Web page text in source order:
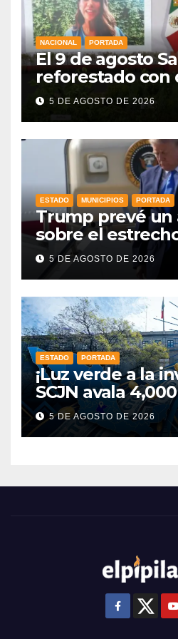
NACIONAL PORTADA
El 9 de agosto
reforestado con
como parte de la
Nacional a la que
5 DE AGOSTO DE 2026
ESTADO MUNICIPIOS PORTADA
Trump prevé un
sobre el
esta misma
5 DE AGOSTO DE 2026
ESTADO PORTADA
¡Luz verde a la
SCJN avala
Guanajuato: ¿en
este dinero?
5 DE AGOSTO DE 2026